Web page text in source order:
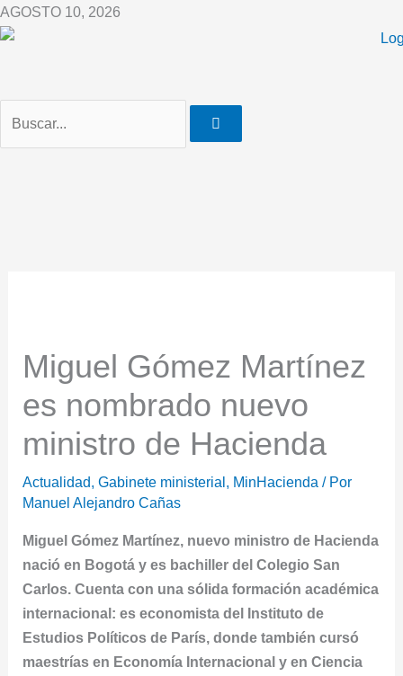
Ir
al
AGOSTO 10, 2026
Miguel Gómez Martínez
es nombrado nuevo
ministro de Hacienda
Actualidad,Gabinete ministerial , MinHacienda / Por
Manuel Alejandro Cañas
Miguel Gómez Martínez, nuevo ministro de Hacienda
nació en Bogotá y es bachiller del Colegio San
Carlos. Cuenta con una sólida formación académica
internacional: es economista del Instituto de
Estudios Políticos de París, donde también cursó
maestrías en Economía Internacional y en Ciencia